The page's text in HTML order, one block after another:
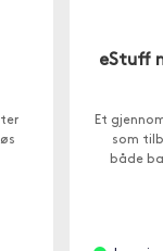
eStuff
Et
som
både